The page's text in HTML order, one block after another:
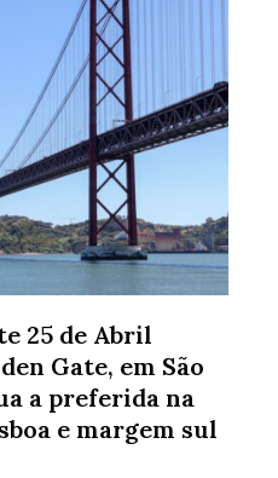
25 de Abril
Gate, em São
a preferida na
e margem sul